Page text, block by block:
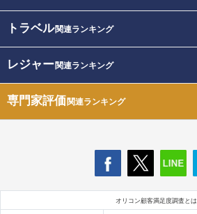
トラベル関連ランキング
レジャー関連ランキング
専門家評価関連ランキング
オリコン顧客満足度調査とは